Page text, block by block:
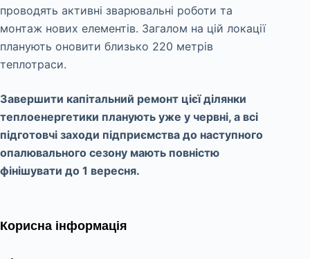
проводять активні зварювальні роботи та
монтаж нових елементів. Загалом на цій локації
планують оновити близько 220 метрів
теплотраси.
Завершити капітальний ремонт цієї ділянки
теплоенергетики планують уже у червні, а всі
підготовчі заходи підприємства до наступного
опалювального сезону мають повністю
фінішувати до 1 вересня.
Корисна інформація